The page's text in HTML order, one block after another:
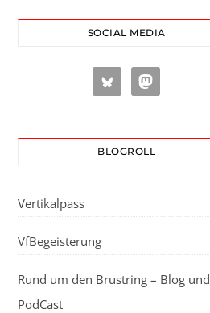
SOCIAL MEDIA
BLOGROLL
Vertikalpass
VfBegeisterung
Rund um den Brustring – Blog und
PodCast